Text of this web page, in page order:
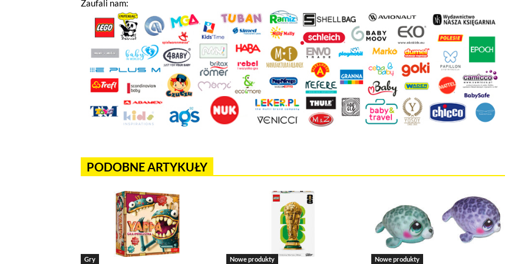
Zaufali nam:
PODOBNE ARTYKUŁY
Gry Nowe produkty Nowe produkty
Jeżeli tutaj zaglądasz, to znak, że cenisz swoją prywatność. Wychodząc naprzeciw Twoim
wdrożony mechanizm, który pozwala Ci kontrolować wykorzystywanie plików cookies oraz innych
Pliki cookies własne wykorzystywane są na tej stronie w celu zapewnienia prawidłowego działania
a pliki cookies podmiotów trzecich w celu korzystania z narzędzi zewnętrznych na zasadach
wpolityce prywatności.
Niezbędne pliki cookies
Te pliki cookies pozostają zawsze aktywne i nie masz możliwości wyboru w tym zakresie. Są to pliki cookies,
funkcjonują m.in. formularze na stronie oraz mechanizm logowania do konta użytkownika i utrzymywania